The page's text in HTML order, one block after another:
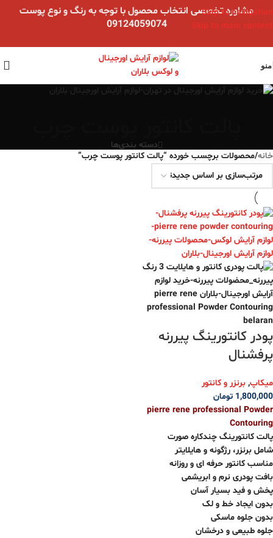
Skip to navigation
Skip to main content
مشاوره تخصصی انتخاب محصول با توجه به رنگ و نوع پوست
09124059074
منو
دسته بندی‌ها
خانه/محصولات برچسب خورده “پالت کانتور پوست چرب”
پودر کانتورینگ‌ پیررنه
پرفشنال
میکاپ, برنزر و کانتور
1,800,000 تومان
pierre rene professional Powder
Contouring
پالت کانتورینگ چندکاره صورت
شامل برنزر، رژگونه و هایلایتر
مناسب کانتور حرفه ای و روزانه
بافت پودری نرم و ابریشمی
پخش و فید بسیار آسان
بدون ایجاد خط و لک
بدون جلوه ماسکی
جلوه طبیعی و درخشان